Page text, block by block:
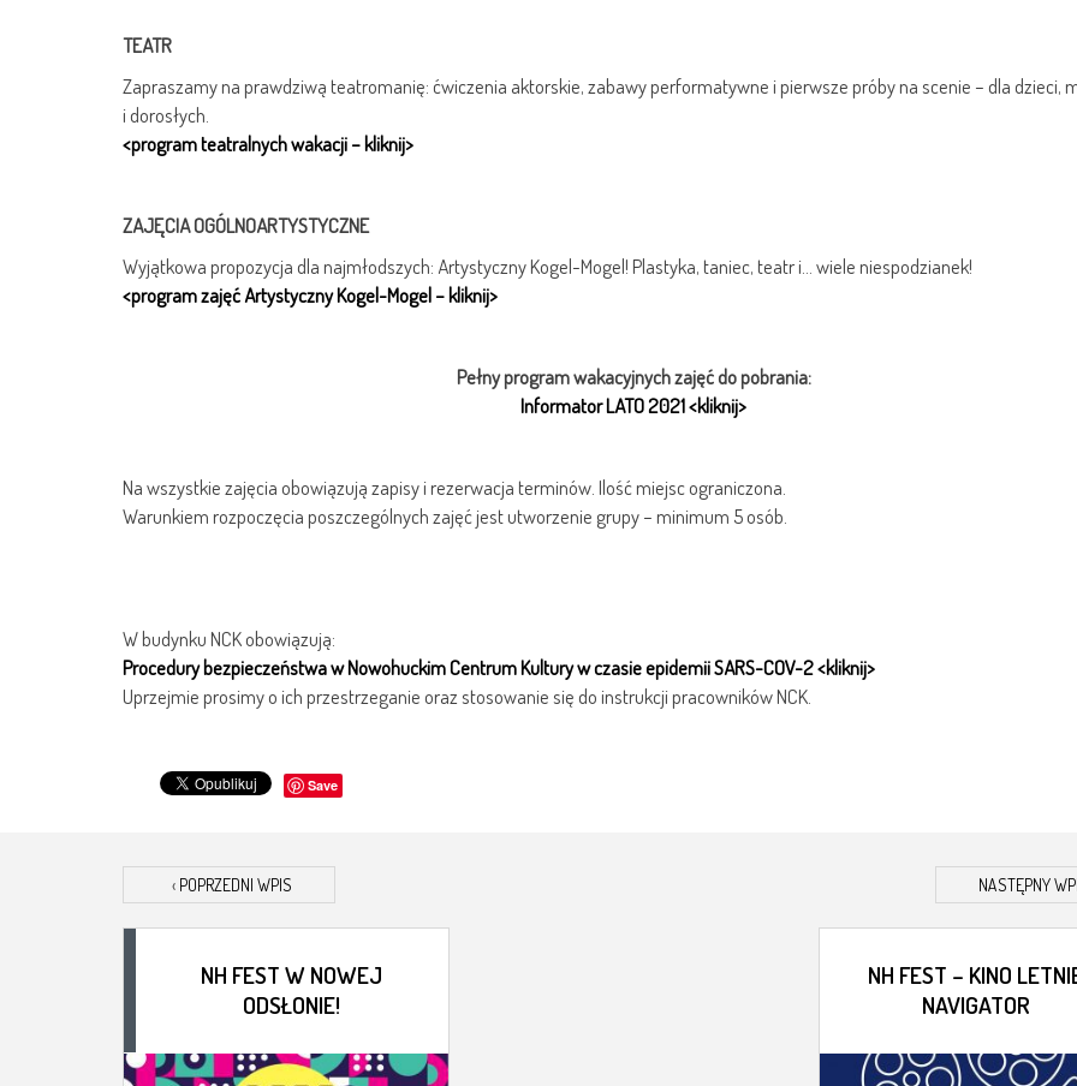
TEATR
Zapraszamy na prawdziwą teatromanię: ćwiczenia aktorskie, zabawy performatywne i pierwsze próby na scenie – dla dzieci,
i dorosłych.
<program teatralnych wakacji – kliknij>
ZAJĘCIA OGÓLNOARTYSTYCZNE
Wyjątkowa propozycja dla najmłodszych: Artystyczny Kogel-Mogel! Plastyka, taniec, teatr i… wiele niespodzianek!
<program zajęć Artystyczny Kogel-Mogel – kliknij>
Pełny program wakacyjnych zajęć do pobrania:
Informator LATO 2021 <kliknij>
Na wszystkie zajęcia obowiązują zapisy i rezerwacja terminów. Ilość miejsc ograniczona.
Warunkiem rozpoczęcia poszczególnych zajęć jest utworzenie grupy – minimum 5 osób.
W budynku NCK obowiązują:
Procedury bezpieczeństwa w Nowohuckim Centrum Kultury w czasie epidemii SARS-COV-2 <kliknij>
Uprzejmie prosimy o ich przestrzeganie oraz stosowanie się do instrukcji pracowników NCK.
Save
‹ POPRZEDNI WPIS
NH FEST W NOWEJ
ODSŁONIE!
NASTĘPNY
NH FEST – KINO
NAVIGATOR